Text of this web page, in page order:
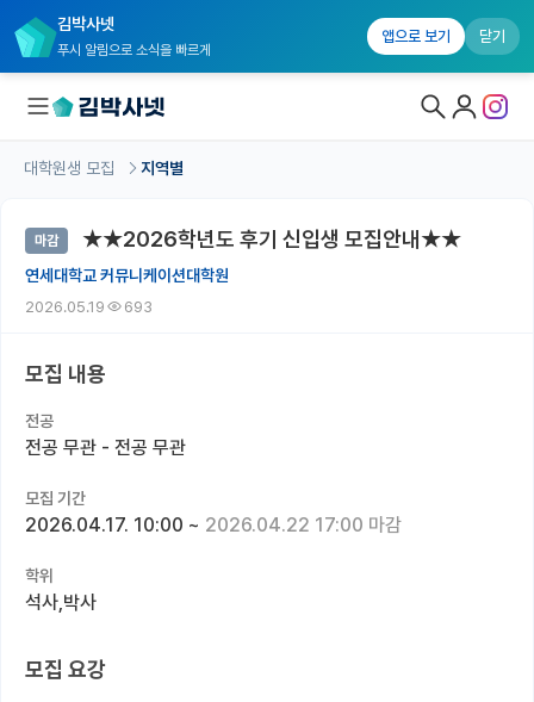
김박사넷
푸시 알림으로 소식을 빠르게
앱으로 보기 닫기
대학원생 모집 홈
전공별 모집 정보
지역별 모집 정보
국내대학원 정보
연구실&오픈랩
커뮤니티
유학교육
대학원생 모집 지역별
마감 ★★2026학년도 후기 신입생 모집안내★★
연세대학교 커뮤니케이션대학원
2026.05.19 693
모집 내용
전공
전공 무관 - 전공 무관
모집 기간
2026.04.17. 10:00 ~ 2026.04.22 17:00 마감
학위
석사,박사
모집 요강